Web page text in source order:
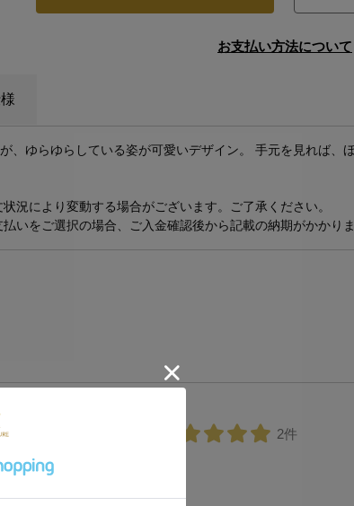
お支払い方法について
、ゆらゆらしている姿が可愛いデザイン。 手元を見れば、
況により変動する場合がございます。ご了承ください。
いをご選択の場合、ご入金確認後から記載の納期がかかり
2件